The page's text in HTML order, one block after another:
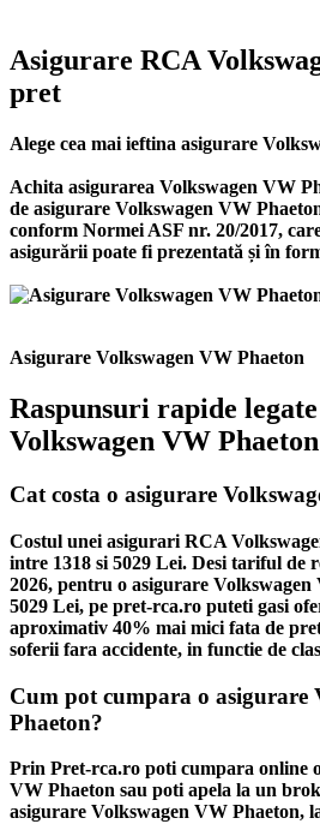
Asigurare RCA
pret
Alege cea mai ieftina asigurare
Achita asigurarea Volkswagen VW
de asigurare Volkswagen VW
conform Normei ASF nr. 20/2017,
asigurării poate fi prezentată și în
Asigurare Volkswagen VW Phaeton
Raspunsuri rapide
Volkswagen VW Phaeton
Cat costa o asigurare
Costul unei asigurari RCA
intre 1318 si 5029 Lei. Desi tariful de
2026, pentru o asigurare Volkswagen
5029 Lei, pe pret-rca.ro puteti gasi
aproximativ 40% mai mici fata de
soferii fara accidente, in functie de
Cum pot cumpara o asigurare
Phaeton?
Prin Pret-rca.ro poti cumpara online
VW Phaeton sau poti apela la un
asigurare Volkswagen VW Phaeton,